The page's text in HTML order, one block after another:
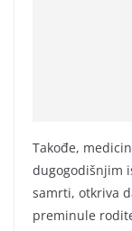
Takođe,
dugogodišnjim
samrti, otkriva
preminule